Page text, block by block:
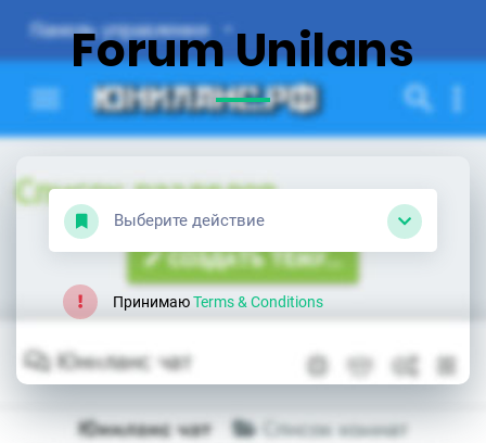
Forum Unilans
Выберите действие
ПринимаюTerms & Conditions